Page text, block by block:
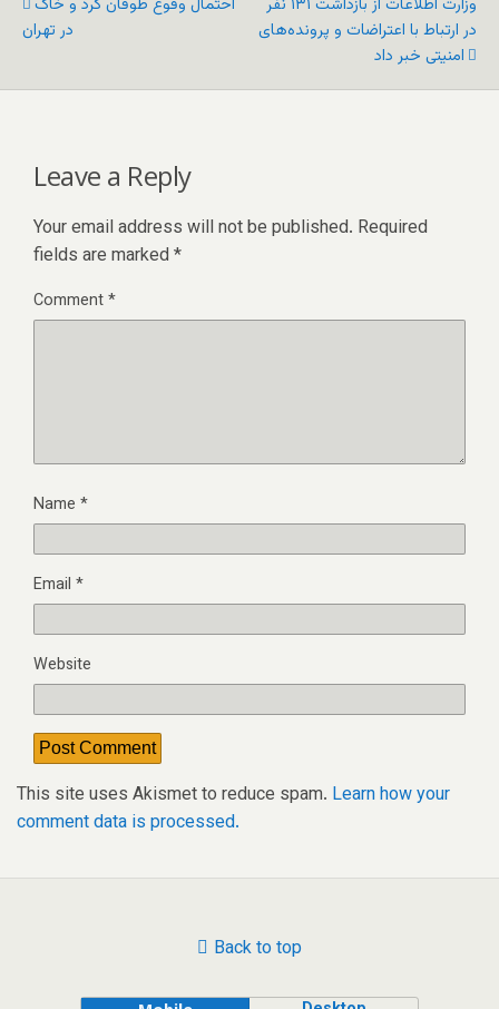
در تهران
در ارتباط با اعتراضات و پرونده‌های
امنیتی خبر داد
Leave a Reply
Your email address will not be published. Required
fields are marked *
Comment*
Name *
Email *
Website
This site uses Akismet to reduce spam. Learn how your
comment data is processed.
Back to top